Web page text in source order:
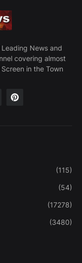
Leading News and
covering almost
in the Town
(115)
(54)
(17278)
(3480)